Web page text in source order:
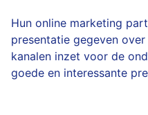
Hun online marketing
presentatie gegeven
kanalen inzet voor de
goede en interessante